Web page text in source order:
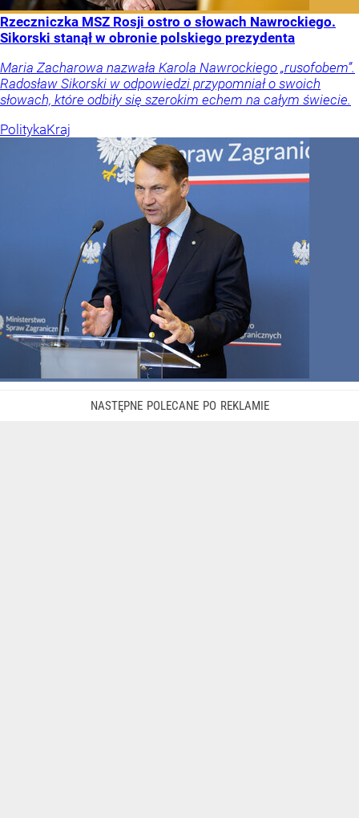
Rzeczniczka MSZ Rosji ostro o słowach Nawrockiego.
Sikorski stanął w obronie polskiego prezydenta
Maria Zacharowa nazwała Karola Nawrockiego „rusofobem”.
Radosław Sikorski w odpowiedzi przypomniał o swoich
słowach, które odbiły się szerokim echem na całym świecie.
PolitykaKraj